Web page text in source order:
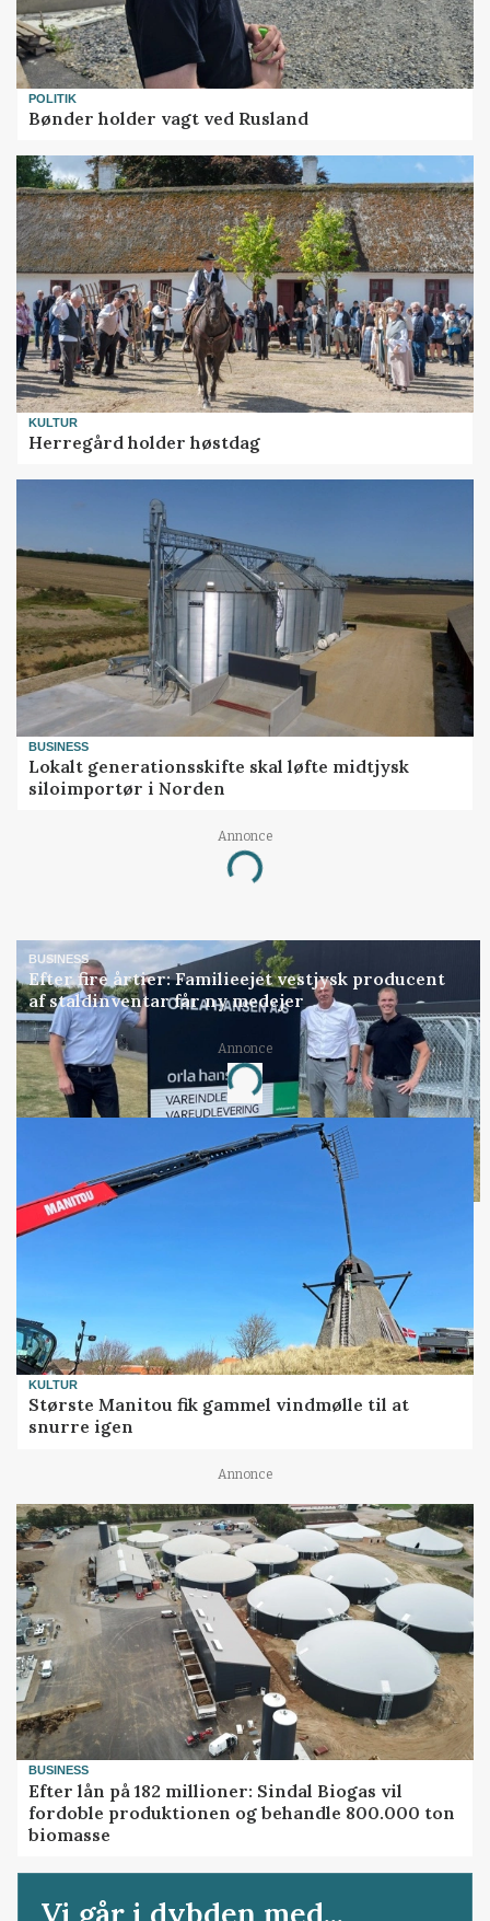
POLITIK
Bønder holder vagt ved Rusland
KULTUR
Herregård holder høstdag
BUSINESS
Lokalt generationsskifte skal løfte midtjysk
siloimportør i Norden
Annonce
Loading...
BUSINESS
Efter fire årtier: Familieejet vestjysk producent
af staldinventar får ny medejer
Annonce
Loading...
KULTUR
Største Manitou fik gammel vindmølle til at
snurre igen
Annonce
BUSINESS
Efter lån på 182 millioner: Sindal Biogas vil
fordoble produktionen og behandle 800.000 ton
biomasse
Vi går i dybden med...